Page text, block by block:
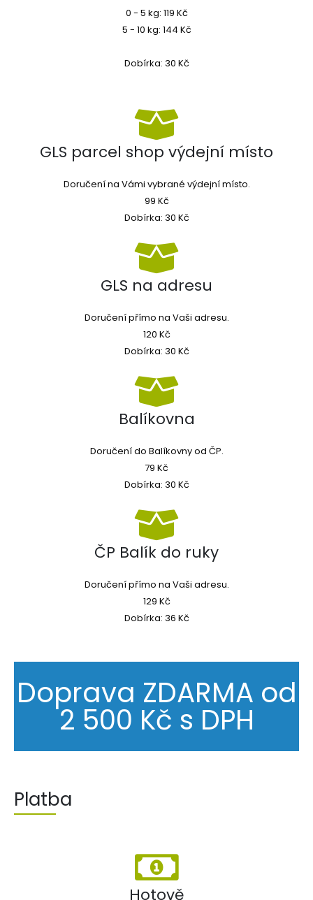
0 - 5 kg: 119 Kč
5 - 10 kg: 144 Kč
Dobírka: 30 Kč
GLS parcel shop výdejní místo
Doručení na Vámi vybrané výdejní místo.
99 Kč
Dobírka: 30 Kč
GLS na adresu
Doručení přímo na Vaši adresu.
120 Kč
Dobírka: 30 Kč
Balíkovna
Doručení do Balíkovny od ČP.
79 Kč
Dobírka: 30 Kč
ČP Balík do ruky
Doručení přímo na Vaši adresu.
129 Kč
Dobírka: 36 Kč
Doprava ZDARMA od
2 500 Kč s DPH
Platba
Hotově